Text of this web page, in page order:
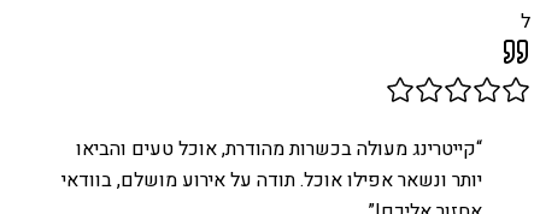
ל
“קייטרינג מעולה בכשרות מהודרת, אוכל טעים והביאו
יותר ונשאר אפילו אוכל. תודה על אירוע מושלם, בוודאי